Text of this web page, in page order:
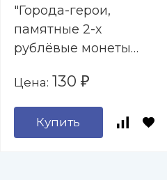
"Города-герои,
памятные 2-х
рублёвые монеты
капсул (пустой)
Цена: 130 ₽
Купить